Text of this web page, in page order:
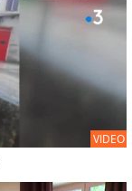
VIDEO